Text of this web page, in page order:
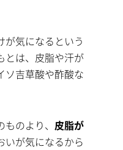
が気になるという
とは、皮脂や汗が
ソ吉草酸や酢酸な
のより、 皮脂が
いが気になるから